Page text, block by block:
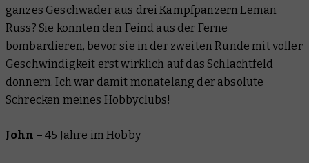
ganzes Geschwader aus drei Kampfpanzern Leman
Russ? Sie konnten den Feind aus der Ferne
bombardieren, bevor sie in der zweiten Runde mit voller
Geschwindigkeit erst wirklich auf das Schlachtfeld
donnern. Ich war damit monatelang der absolute
Schrecken meines Hobbyclubs!
John –45 Jahre im Hobby